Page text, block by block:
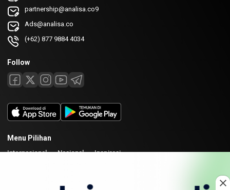
partnership@analisa.co9
Ads@analisa.co
(+62) 877 9884 4034
Follow
Menu Pilihan
Internasional Nasional Inspirasi
Redaksi Kirim Karya